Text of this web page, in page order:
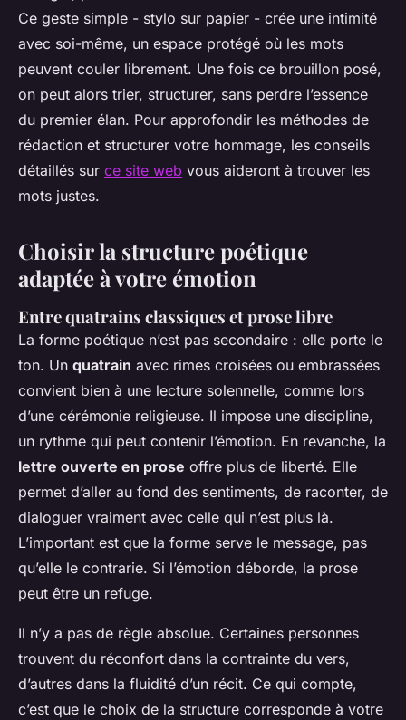
Ce geste simple - stylo sur papier - crée une intimité
avec soi-même, un espace protégé où les mots
peuvent couler librement. Une fois ce brouillon posé,
on peut alors trier, structurer, sans perdre l’essence
du premier élan. Pour approfondir les méthodes de
rédaction et structurer votre hommage, les conseils
détaillés sur ce site web vous aideront à trouver les
mots justes.
Choisir la structure poétique
adaptée à votre émotion
Entre quatrains classiques et prose libre
La forme poétique n’est pas secondaire : elle porte le
ton. Un quatrain avec rimes croisées ou embrassées
convient bien à une lecture solennelle, comme lors
d’une cérémonie religieuse. Il impose une discipline,
un rythme qui peut contenir l’émotion. En revanche, la
lettre ouverte en prose offre plus de liberté. Elle
permet d’aller au fond des sentiments, de raconter, de
dialoguer vraiment avec celle qui n’est plus là.
L’important est que la forme serve le message, pas
qu’elle le contrarie. Si l’émotion déborde, la prose
peut être un refuge.
Il n’y a pas de règle absolue. Certaines personnes
trouvent du réconfort dans la contrainte du vers,
d’autres dans la fluidité d’un récit. Ce qui compte,
c’est que le choix de la structure corresponde à votre